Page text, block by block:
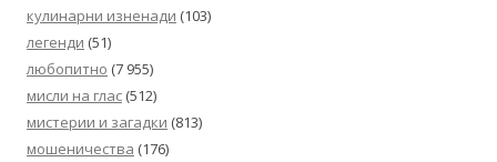
кулинарни изненади (103)
легенди (51)
любопитно (7 955)
мисли на глас (512)
мистерии и загадки (813)
мошеничества (176)